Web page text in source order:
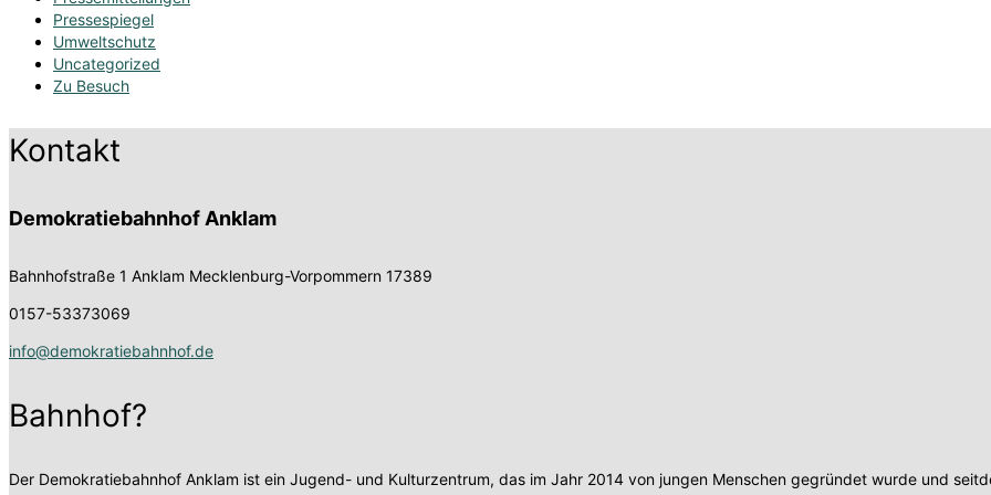
Pressespiegel
Umweltschutz
Uncategorized
Zu Besuch
Kontakt
Demokratiebahnhof Anklam
Bahnhofstraße 1 Anklam Mecklenburg-Vorpommern 17389
0157-53373069
info@demokratiebahnhof.de
Bahnhof?
Der Demokratiebahnhof Anklam ist ein Jugend- und Kulturzentrum, das im Jahr 2014 von jungen Menschen gegründet wurde und